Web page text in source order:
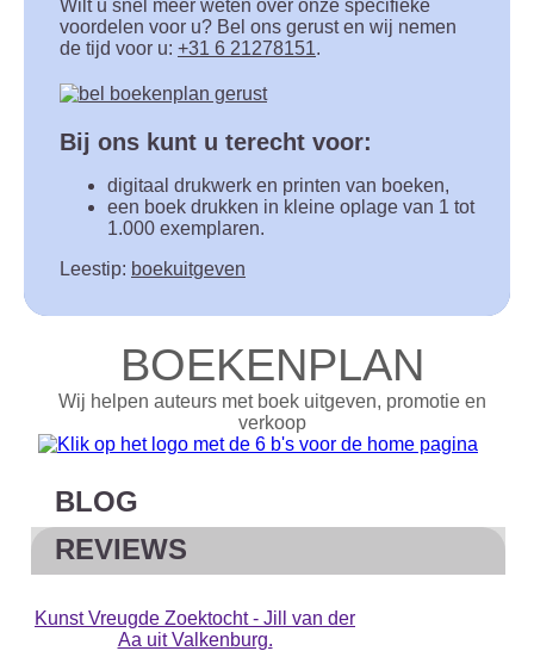
Wilt u snel meer weten over onze specifieke
voordelen voor u? Bel ons gerust en wij nemen
de tijd voor u: +31 6 21278151.
Bij ons kunt u terecht voor:
digitaal drukwerk en printen van boeken,
een boek drukken in kleine oplage van 1 tot
1.000 exemplaren.
Leestip: boekuitgeven
BOEKENPLAN
Wij helpen auteurs met boek uitgeven, promotie en
verkoop
BLOG
REVIEWS
Kunst Vreugde Zoektocht - Jill van der
Aa uit Valkenburg.